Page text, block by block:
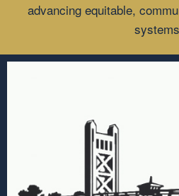
advancing equitable,